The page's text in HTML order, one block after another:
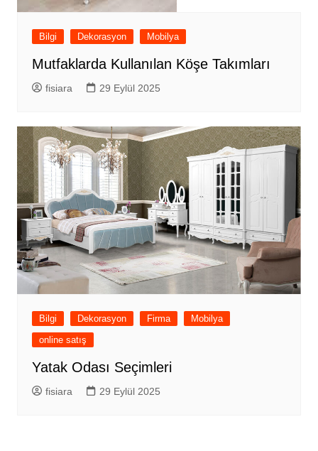
Bilgi Dekorasyon Mobilya
Mutfaklarda Kullanılan Köşe Takımları
fisiara 29 Eylül 2025
Bilgi Dekorasyon Firma
Mobilya
online satış
Yatak Odası Seçimleri
fisiara 29 Eylül 2025